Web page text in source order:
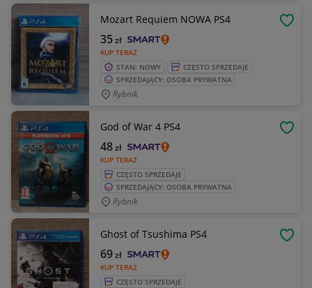
Mozart Requiem NOWA PS4
KUP TERAZ
35zł
STAN: NOWY
CZĘSTO SPRZEDAJE
SPRZEDAJĄCY: OSOBA PRYWATNA
Rybnik
God of War 4 PS4
KUP TERAZ
48zł
CZĘSTO SPRZEDAJE
SPRZEDAJĄCY: OSOBA PRYWATNA
Rybnik
Ghost of Tsushima PS4
KUP TERAZ
69zł
CZĘSTO SPRZEDAJE